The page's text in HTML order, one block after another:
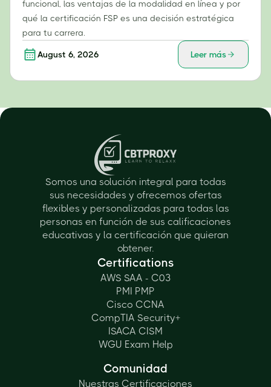
funcional, las ventajas de la modalidad en línea y por
qué la certificación FSP es una decisión estratégica
para tu carrera.
August 6, 2026 Leer más
Somos una solución integral para todas
sus necesidades y ofrecemos ofertas
flexibles y personalizadas para todas las
personas en función de sus calificaciones
educativas y la certificación que quieran
obtener.
Certifications
AWS SAA - C03
PMI PMP
Cisco CCNA
CompTIA Security+
ISACA CISM
WGU Exam Help
Comunidad
Nuestras Certificaciones